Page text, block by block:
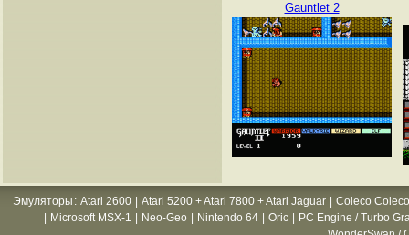
Gauntlet 2
Эмуляторы : Atari 2600 Atari 5200 + Atari 7800 + Atari Jaguar
Coleco
Microsoft MSX-1 Neo-Geo Nintendo 64 Oric
PC Engine / Turbo